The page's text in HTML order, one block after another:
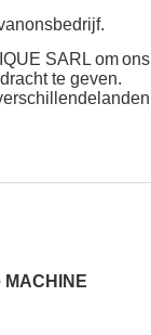
SARL om
te geven.